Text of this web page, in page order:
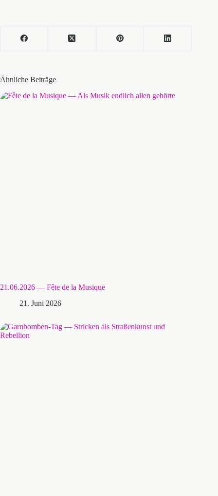
Ähnliche Beiträge
21.06.2026 — Fête de la Musique
21. Juni 2026